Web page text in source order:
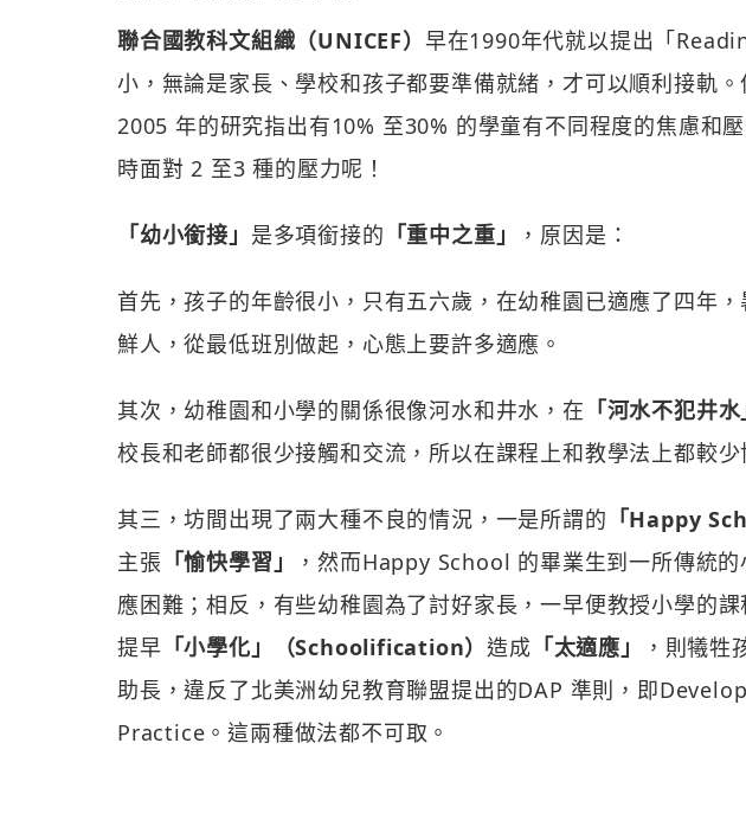
聯合國教科文組織（UNICEF） 早在1990年代就以提出「
小，無論是家長、學校和孩子都要準備就緒，才可以順利接軌
2005 年的研究指出有10% 至30% 的學童有不同程度的焦慮和
時面對 2 至3 種的壓力呢！
「幼小銜接」 是多項銜接的 「重中之重」 ，原因是：
首先，孩子的年齡很小，只有五六歲，在幼稚園已適應了四年
鮮人，從最低班別做起，心態上要許多適應。
其次，幼稚園和小學的關係很像河水和井水，在 「河水不犯井水
校長和老師都很少接觸和交流，所以在課程上和教學法上都較少
其三，坊間出現了兩大種不良的情況，一是所謂的 「Happy
主張 「愉快學習」
，然而Happy School 的畢業生到一所傳統
應困難；相反，有些幼稚園為了討好家長，一早便教授小學的課
提早 「小學化」（Schoolification）造成 「太適應」
，則犧牲
助長，違反了北美洲幼兒教育聯盟提出的DAP 準則，即
Practice。這兩種做法都不可取。